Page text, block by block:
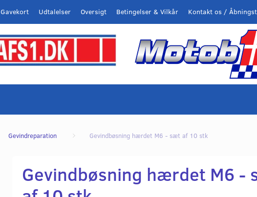
Kontakt os /
Betingelser & Vilkår
Oversigt
Udtalelser
Gavekort
Gevindreparation Gevindbøsning hærdet M6 - sæt af 10 stk
Gevindbøsning hærdet M6 -